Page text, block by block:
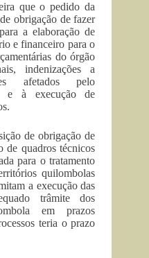
que o pedido da
obrigação de fazer
a elaboração de
e financeiro para o
do órgão
indenizações a
afetados pelo
e à execução de
de obrigação de
de quadros técnicos
para o tratamento
quilombolas
a execução das
trâmite dos
em prazos
teria o prazo